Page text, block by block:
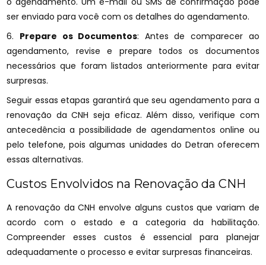
ser enviado para você com os detalhes do agendamento.
6. Prepare os Documentos: Antes de comparecer ao
agendamento, revise e prepare todos os documentos
necessários que foram listados anteriormente para evitar
surpresas.
Seguir essas etapas garantirá que seu agendamento para a
renovação da CNH seja eficaz. Além disso, verifique com
antecedência a possibilidade de agendamentos online ou
pelo telefone, pois algumas unidades do Detran oferecem
essas alternativas.
Custos Envolvidos na Renovação da CNH
A renovação da CNH envolve alguns custos que variam de
acordo com o estado e a categoria da habilitação.
Compreender esses custos é essencial para planejar
adequadamente o processo e evitar surpresas financeiras.